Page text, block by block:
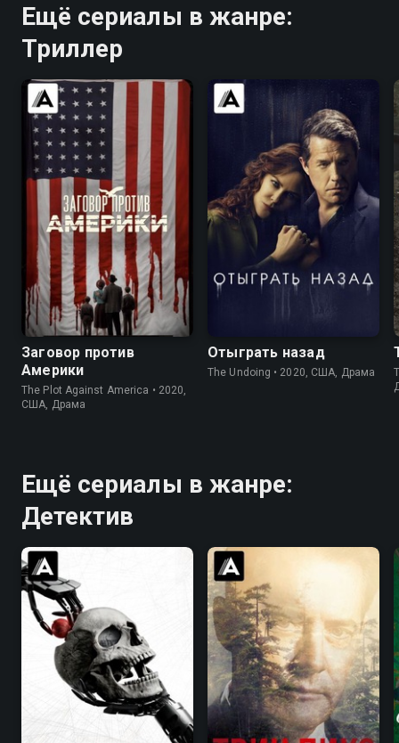
Ещё сериалы в жанре:
Триллер
6.7 7.3
Заговор против
Америки
The Plot Against America • 2020,
США, Драма
Отыграть назад
The Undoing • 2020, США, Драма
Ещё сериалы в жанре:
Детектив